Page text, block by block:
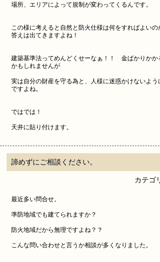
場所、エリアによって規制が変わってくるんです。
この様に考えると自然と防火仕様は何をすればよいの
答えは出てきますよね！
建築基準法ってめんどくせーなぁ！！ 金ばかりかか
かもしれませんが
実は自分の財産を守る為と、人様に迷惑かけないよう
ですよね。
ではでは！
天井に貼り付けます。
諦めずにご相談ください。
カテゴ
最近多い問合せ。
準防地域でも建てられますか？
防火地域だから無理ですよね？？
こんな問い合わせと言うか相談が多くなりました。